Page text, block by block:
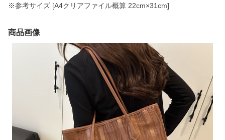
※参考サイズ [A4クリアファイル概算 22cm×31cm]
商品画像